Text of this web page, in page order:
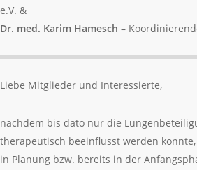
e.V. &
Dr. med. Karim Hamesch –
Liebe Mitglieder und Interessierte,
nachdem bis dato nur die
therapeutisch beeinflusst werden
in Planung bzw. bereits in der